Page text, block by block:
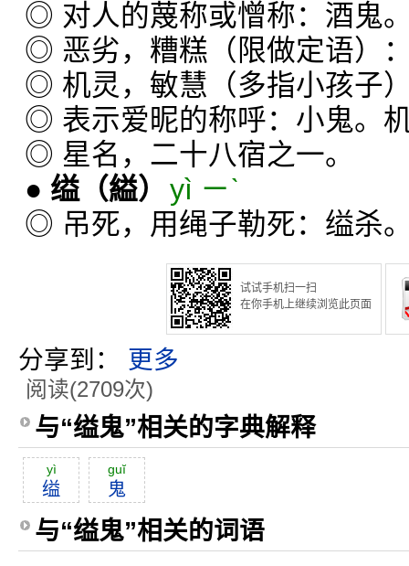
◎ 对人的蔑称或憎称：酒鬼
◎ 恶劣，糟糕（限做定语）
◎ 机灵，敏慧（多指小孩子
◎ 表示爱昵的称呼：小鬼。
◎ 星名，二十八宿之一。
● 缢（縊） yì ㄧˋ
◎ 吊死，用绳子勒死：缢杀
试试手机扫一扫
在你手机上继续浏览此页面
分享到： 更多
阅读(2709次)
与“缢鬼”相关的字典解释
yì
缢
guĭ
鬼
与“缢鬼”相关的词语